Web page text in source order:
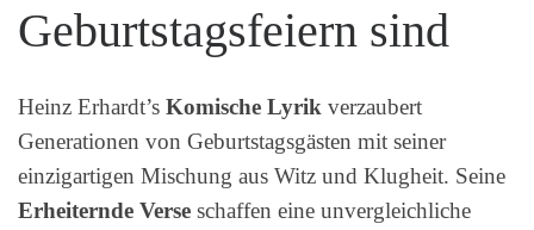
Geburtstagsfeiern sind
Heinz Erhardt’s Komische Lyrik verzaubert
Generationen von Geburtstagsgästen mit seiner
einzigartigen Mischung aus Witz und Klugheit. Seine
Erheiternde Verse schaffen eine unvergleichliche